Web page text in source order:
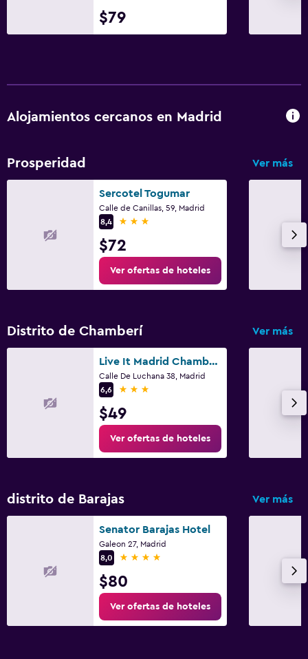
$79
Alojamientos cercanos en Madrid
Prosperidad Ver más
Sercotel Togumar
Calle de Canillas, 59, Madrid
8,4
3 estrellas
$72
Ver ofertas de hoteles
Distrito de Chamberí Ver más
Live It Madrid Chamberi
Calle De Luchana 38, Madrid
6,6
3 estrellas
$49
Ver ofertas de hoteles
distrito de Barajas Ver más
Senator Barajas Hotel
Galeon 27, Madrid
8,0
4 estrellas
$80
Ver ofertas de hoteles